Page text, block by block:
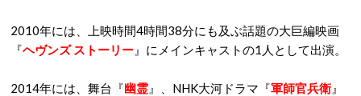
2010年には、上映時間4時間38分にも及ぶ話題の大巨編映画
『ヘヴンズ ストーリー 』にメインキャストの1人として出演。
2014年には、舞台『幽霊 』、NHK大河ドラマ『軍師官兵衛』